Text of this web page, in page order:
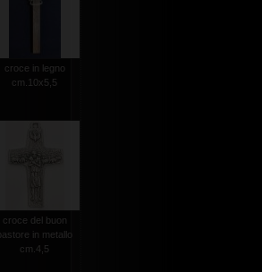
croce in legno
cm.10x5,5
croce del buon
in metallo
cm.4,5